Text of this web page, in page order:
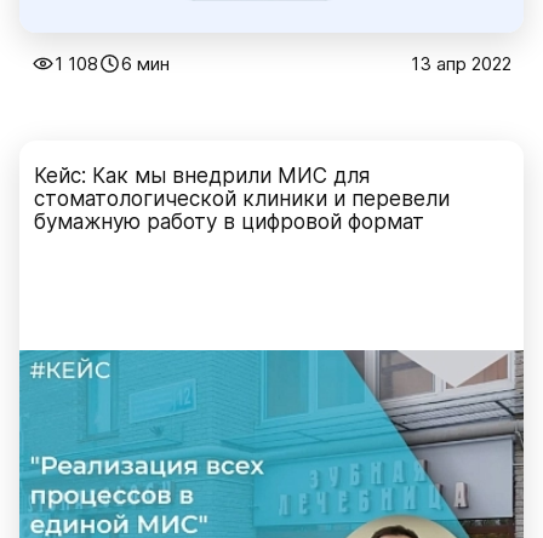
1 108 6 мин 13 апр 2022
Кейс: Как мы внедрили МИС для
стоматологической клиники и перевели
бумажную работу в цифровой формат